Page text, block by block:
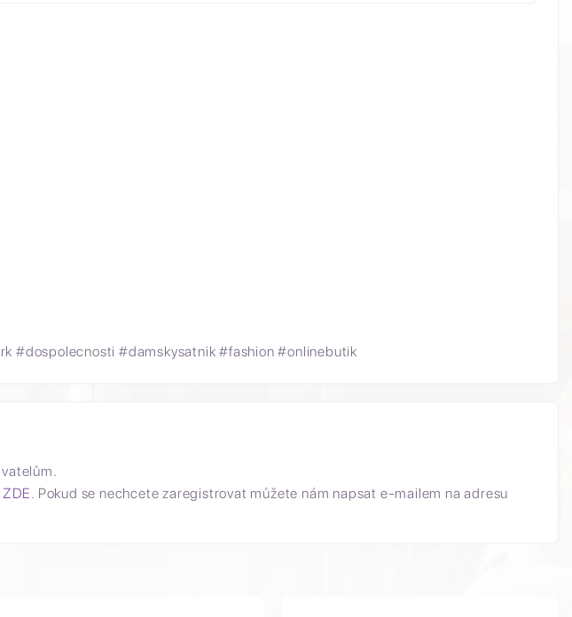
#dospolecnosti #damskysatnik #fashion #onlinebutik
ZDE. Pokud se nechcete zaregistrovat můžete nám napsat e-mailem na adresu